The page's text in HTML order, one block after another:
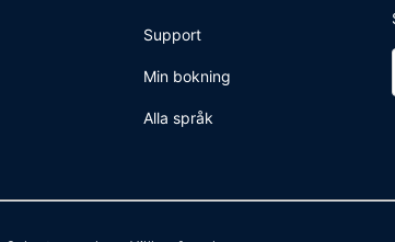
Support
Min bokning
Alla språk